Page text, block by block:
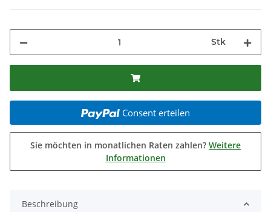
Stk
Consent erteilen
Sie möchten in monatlichen Raten zahlen? Weitere
Informationen
Beschreibung